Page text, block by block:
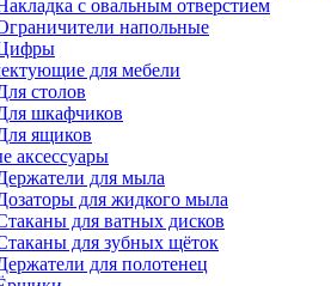
с овальным отверстием
напольные
для мебели
столов
шкафчиков
ящиков
аксессуары
для мыла
для жидкого мыла
для ватных дисков
для зубных щёток
для полотенец